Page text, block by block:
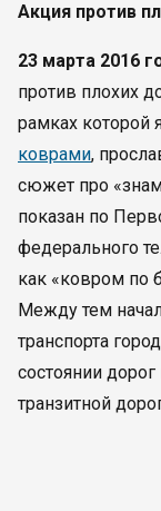
Акция против
23 марта 2016
против плохих
рамках которой
коврами,
сюжет про
показан по
федерального
как «ковром по
Между тем
транспорта
состоянии дорог
транзитной